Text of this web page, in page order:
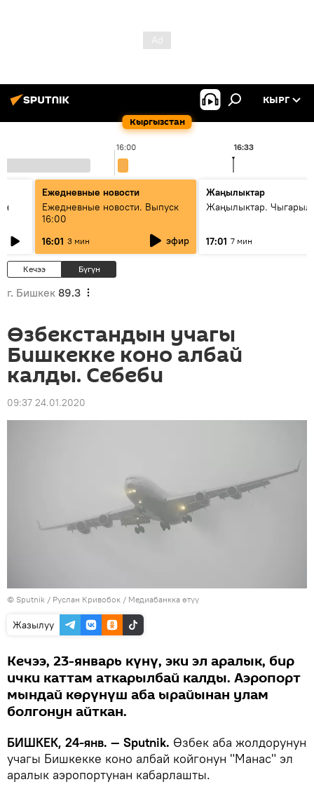
Кыргызстан
КЫРГ
16:00 16:33
Ежедневные новости
Ежедневные новости. Выпуск
16:00
16:01 3 мин эфир
Жаңылыктар
Жаңылыктар.
17:01 7 мин
Кечээ Бүгүн
г. Бишкек 89.3
Өзбекстандын учагы
Бишкекке коно албай
калды. Себеби
09:37 24.01.2020
© Sputnik / Руслан Кривобок / Медиабанкка өтүү
Жазылуу
Кечээ, 23-январь күнү, эки эл аралык, бир
ички каттам аткарылбай калды. Аэропорт
мындай көрүнүш аба ырайынан улам
болгонун айткан.
БИШКЕК, 24-янв. — Sputnik. Өзбек аба жолдорунун
учагы Бишкекке коно албай койгонун "Манас" эл
аралык аэропортунан кабарлашты.